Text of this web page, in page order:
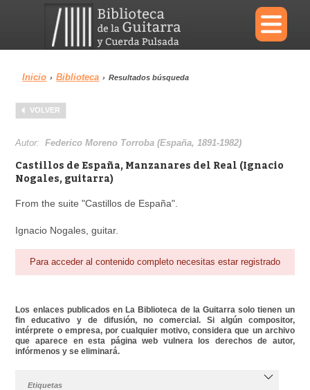
×
Menu
Biblioteca Diccionario
Inicio › Biblioteca › Resultados búsqueda
VOLVER
Autor:Federico Moreno Torroba (España, 1891-1982)
Castillos de España, Manzanares del Real (Ignacio
Nogales, guitarra)
From the suite "Castillos de España".
Ignacio Nogales, guitar.
Para acceder al contenido completo necesitas estar registrado
Los enlaces publicados en La Biblioteca de la Guitarra solo tienen un
fin educativo y de difusión, no comercial. Si algún compositor,
intérprete o empresa, por cualquier motivo, considera que un archivo
que aparece en esta página web vulnera los derechos de autor,
infórmenos y se eliminará.
Etiquetas